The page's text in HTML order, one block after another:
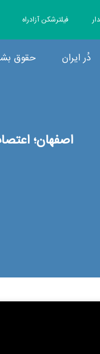
فیلترشکن آزادراه
دُر ایران حقوق
اصفهان؛